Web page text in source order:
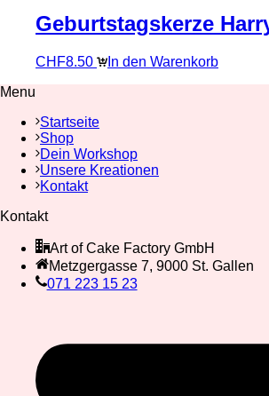
Geburtstagskerze
CHF8.50
In den Warenkorb
Menu
Startseite
Shop
Dein Workshop
Unsere Kreationen
Kontakt
Kontakt
Art of Cake Factory GmbH
Metzgergasse 7, 9000 St. Gallen
071 223 15 23